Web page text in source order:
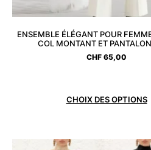
ENSEMBLE ÉLÉGANT POUR
COL MONTANT ET
CHF 65,00
CHOIX DES OPTIONS